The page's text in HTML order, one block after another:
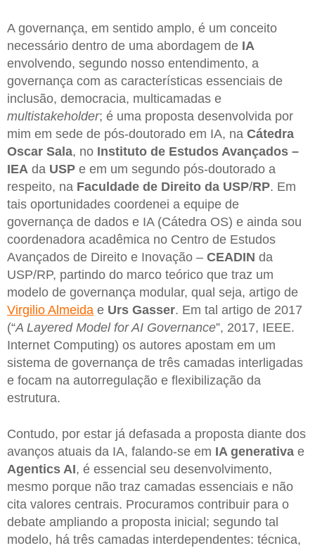
A governança, em sentido amplo, é um conceito
necessário dentro de uma abordagem de IA
envolvendo, segundo nosso entendimento, a
governança com as características essenciais de
inclusão, democracia, multicamadas e
multistakeholder; é uma proposta desenvolvida por
mim em sede de pós-doutorado em IA, na Cátedra
Oscar Sala, no Instituto de Estudos Avançados –
IEA da USP e em um segundo pós-doutorado a
respeito, na Faculdade de Direito da USP/RP. Em
tais oportunidades coordenei a equipe de
governança de dados e IA (Cátedra OS) e ainda sou
coordenadora acadêmica no Centro de Estudos
Avançados de Direito e Inovação – CEADIN da
USP/RP, partindo do marco teórico que traz um
modelo de governança modular, qual seja, artigo de
Virgilio Almeida e Urs Gasser. Em tal artigo de 2017
(“A Layered Model for AI Governance”, 2017, IEEE.
Internet Computing) os autores apostam em um
sistema de governança de três camadas interligadas
e focam na autorregulação e flexibilização da
estrutura.
Contudo, por estar já defasada a proposta diante dos
avanços atuais da IA, falando-se em IA generativa e
Agentics AI, é essencial seu desenvolvimento,
mesmo porque não traz camadas essenciais e não
cita valores centrais. Procuramos contribuir para o
debate ampliando a proposta inicial; segundo tal
modelo, há três camadas interdependentes: técnica,